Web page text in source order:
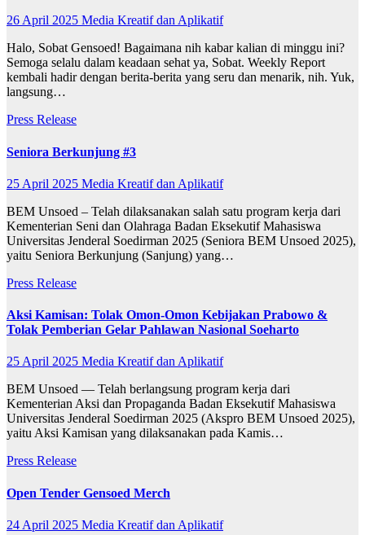
26 April 2025 Media Kreatif dan Aplikatif
Halo, Sobat Gensoed! Bagaimana nih kabar kalian di minggu ini?
Semoga selalu dalam keadaan sehat ya, Sobat. Weekly Report
kembali hadir dengan berita-berita yang seru dan menarik, nih. Yuk,
langsung…
Press Release
Seniora Berkunjung #3
25 April 2025 Media Kreatif dan Aplikatif
BEM Unsoed – Telah dilaksanakan salah satu program kerja dari
Kementerian Seni dan Olahraga Badan Eksekutif Mahasiswa
Universitas Jenderal Soedirman 2025 (Seniora BEM Unsoed 2025),
yaitu Seniora Berkunjung (Sanjung) yang…
Press Release
Aksi Kamisan: Tolak Omon-Omon Kebijakan Prabowo &
Tolak Pemberian Gelar Pahlawan Nasional Soeharto
25 April 2025 Media Kreatif dan Aplikatif
BEM Unsoed — Telah berlangsung program kerja dari
Kementerian Aksi dan Propaganda Badan Eksekutif Mahasiswa
Universitas Jenderal Soedirman 2025 (Akspro BEM Unsoed 2025),
yaitu Aksi Kamisan yang dilaksanakan pada Kamis…
Press Release
Open Tender Gensoed Merch
24 April 2025 Media Kreatif dan Aplikatif